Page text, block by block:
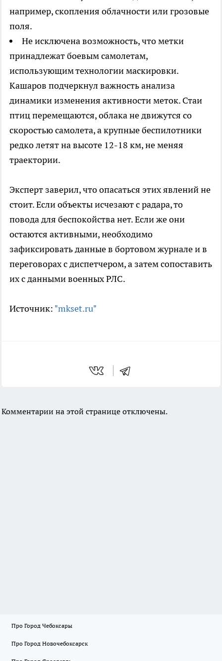
например, скопления облачности или грозовые
поля.
Не исключена возможность, что метки
принадлежат боевым самолетам,
использующим технологии маскировки.
Кашаров подчеркнул важность анализа
динамики изменения активности меток. Стаи
птиц перемещаются, облака не движутся со
скоростью самолета, а крупные беспилотники
редко летят на высоте 12-18 км, не меняя
траектории.
Эксперт заверил, что опасаться этих явлений не
стоит. Если объекты исчезают с радара, то
повода для беспокойства нет. Если же они
остаются активными, необходимо
зафиксировать данные в бортовом журнале и в
переговорах с диспетчером, а затем сопоставить
их с данными военных РЛС.
Источник: "mkset.ru"
Комментарии на этой странице отключены.
Про Город Чебоксары
Про Город Новочебоксарск